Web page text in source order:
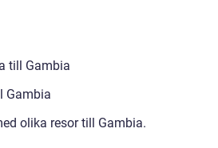
till Gambia
Gambia
olika resor till Gambia.